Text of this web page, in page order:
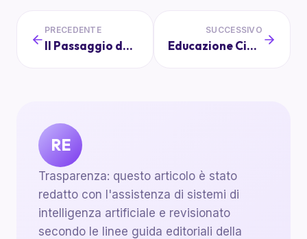
PRECEDENTE
Il Passaggio dalla Scuola Primaria alla Secondaria: Cosa Aspettarsi
SUCCESSIVO
Educazione Civica nelle Scuole: L'Importanza per i Nostri Figli
RE
Trasparenza: questo articolo è stato
redatto con l'assistenza di sistemi di
intelligenza artificiale e revisionato
secondo le linee guida editoriali della